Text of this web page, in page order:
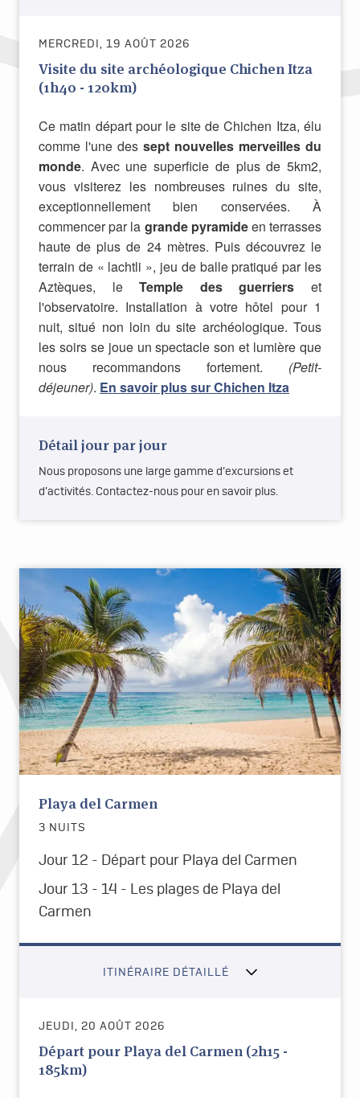
MERCREDI, 19 AOÛT 2026
Visite du site archéologique Chichen Itza
(1h40 - 120km)
Ce matin départ pour le site de Chichen Itza, élu
comme l'une des sept nouvelles merveilles du
monde. Avec une superficie de plus de 5km2,
vous visiterez les nombreuses ruines du site,
exceptionnellement bien conservées. À
commencer par la grande pyramideen terrasses
haute de plus de 24 mètres. Puis découvrez le
terrain de « lachtli », jeu de balle pratiqué par les
Aztèques, leTemple des guerriers et
l'observatoire. Installation à votre hôtel pour 1
nuit, situé non loin du site archéologique. Tous
les soirs se joue un spectacle son et lumière que
nous recommandons fortement. (Petit-
déjeuner). En savoir plus sur Chichen Itza
Détail jour par jour
Nous proposons une large gamme d’excursions et
d’activités. Contactez-nous pour en savoir plus.
Playa del Carmen
3 NUITS
Jour 12 - Départ pour Playa del Carmen
Jour 13 - 14 - Les plages de Playa del
Carmen
ITINÉRAIRE DÉTAILLÉ
JEUDI, 20 AOÛT 2026
Départ pour Playa del Carmen (2h15 -
185km)